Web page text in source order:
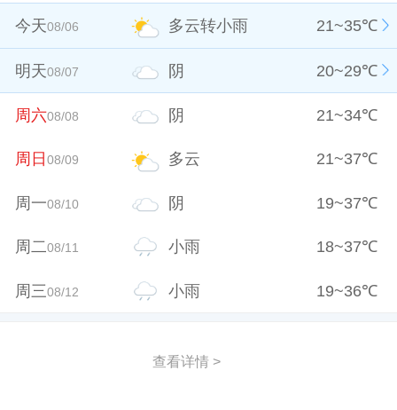
今天08/06 多云转小雨 21~35℃
明天08/07 阴 20~29℃
周六08/08 阴 21~34℃
周日08/09 多云 21~37℃
周一08/10 阴 19~37℃
周二08/11 小雨 18~37℃
周三08/12 小雨 19~36℃
查看详情 >